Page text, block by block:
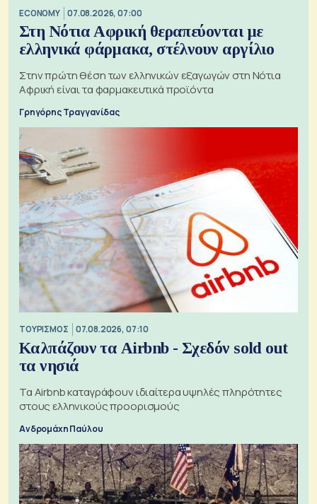
ECONOMY 07.08.2026, 07:00
Στη Νότια Αφρική θεραπεύονται με
ελληνικά φάρμακα, στέλνουν αργίλιο
Στην πρώτη θέση των ελληνικών εξαγωγών στη Νότια
Αφρική είναι τα φαρμακευτικά προϊόντα
Γρηγόρης Τραγγανίδας
ΤΟΥΡΙΣΜΟΣ 07.08.2026, 07:10
Καλπάζουν τα Airbnb - Σχεδόν sold out
τα νησιά
Τα Airbnb καταγράφουν ιδιαίτερα υψηλές πληρότητες
στους ελληνικούς προορισμούς
Ανδρομάχη Παύλου